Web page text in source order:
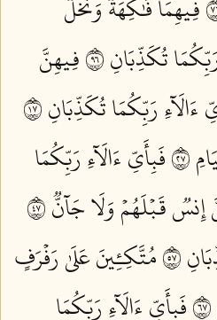
فِيهِمَا فَٰكِهَةٞ وَنَخۡلٞ
تُكَذِّبَانِ ٦٩
فِيهِنَّ
ءَالَآءِ رَبِّكُمَا تُكَذِّبَانِ ٧١
فَبِأَيِّ ءَالَآءِ رَبِّكُمَا
قَبۡلَهُمۡ وَلَا جَآنّٞ ٧٤
٧٥
مُتَّكِـِٔينَ عَلَىٰ رَفۡرَفٍ
فَبِأَيِّ ءَالَآءِ رَبِّكُمَا